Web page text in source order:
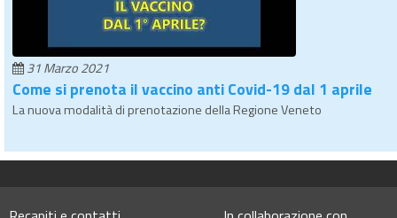
31 Marzo 2021
Come si prenota il vaccino anti Covid-19 dal 1 aprile
La nuova modalità di prenotazione della Regione Veneto